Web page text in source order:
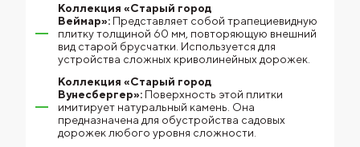
Коллекция «Старый город
Веймар»: Представляет собой трапециевидную
плитку толщиной 60 мм, повторяющую внешний
вид старой брусчатки. Используется для
устройства сложных криволинейных дорожек.
Коллекция «Старый город
Вунесбергер»: Поверхность этой плитки
имитирует натуральный камень. Она
предназначена для обустройства садовых
дорожек любого уровня сложности.